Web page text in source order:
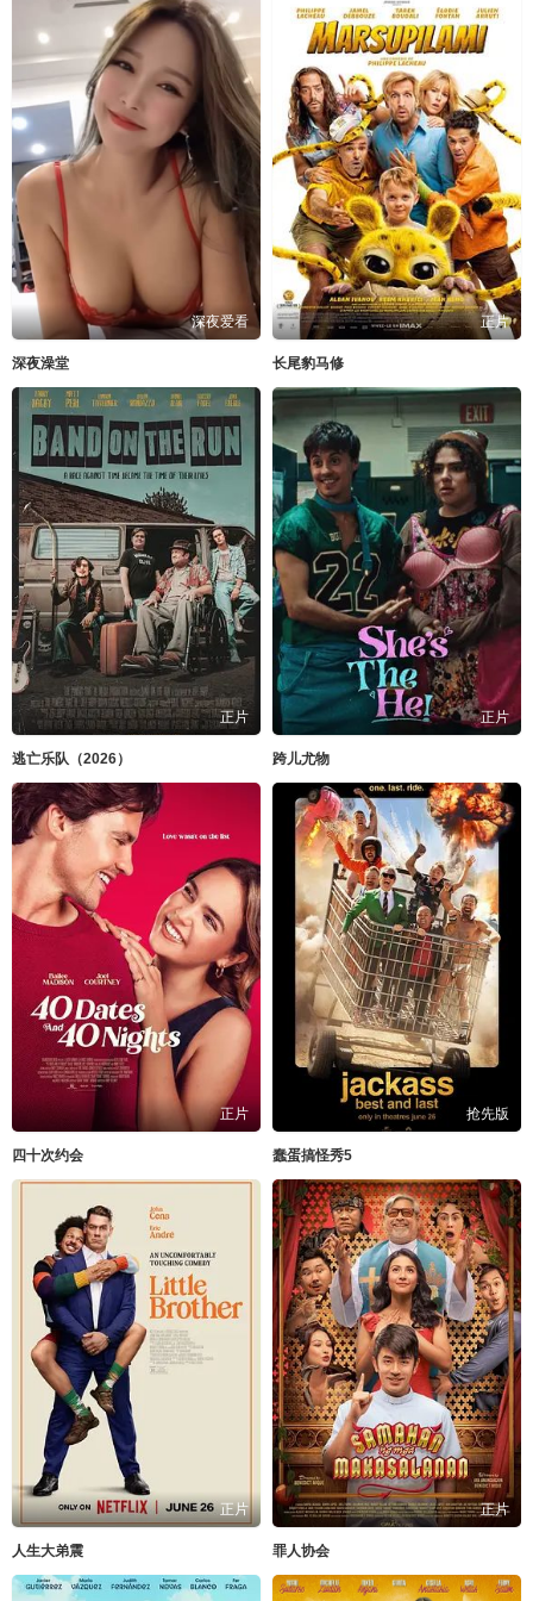
深夜爱看
深夜澡堂
正片
长尾豹马修
正片
逃亡乐队（2026）
正片
跨儿尤物
正片
四十次约会
抢先版
蠢蛋搞怪秀5
正片
人生大弟震
正片
罪人协会